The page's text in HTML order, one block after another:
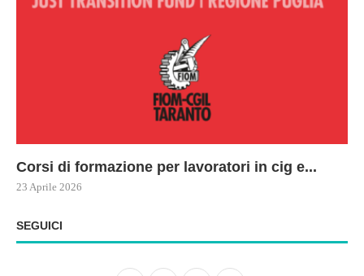
Corsi di formazione per lavoratori in cig e...
23 Aprile 2026
SEGUICI